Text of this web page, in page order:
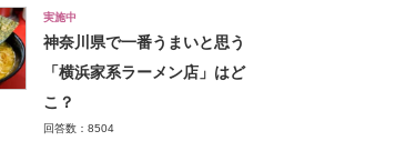
実施中
神奈川県で一番うまいと思う
「横浜家系ラーメン店」はど
こ？
回答数：8504